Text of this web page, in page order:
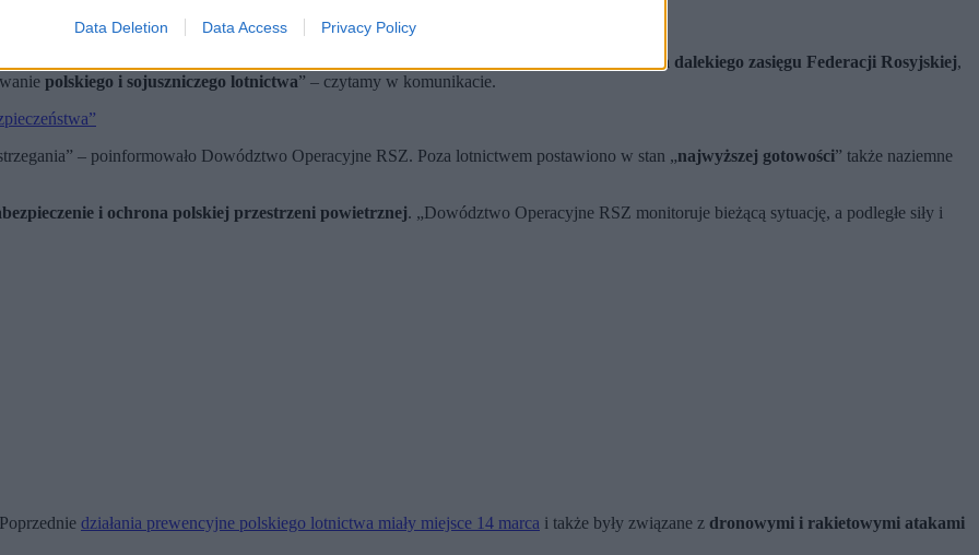
Data Deletion Data Access Privacy Policy
Miały monitorować przestrzeń powietrzną
Sił Zbrojnych o nocnym poderwaniu myśliwców. „W związku z aktywnością lotnictwa dalekiego zasięgu Federacji Rosyjskiej,
polskiego i sojuszniczego lotnictwa” – czytamy w komunikacie.
– poinformowało Dowództwo Operacyjne RSZ. Poza lotnictwem postawiono w stan „najwyższej gotowości” także naziemne
i ochrona polskiej przestrzeni powietrznej. „Dowództwo Operacyjne RSZ monitoruje bieżącą sytuację, a podległe siły i
działania prewencyjne polskiego lotnictwa miały miejsce 14 marca i także były związane z dronowymi i rakietowymi atakami